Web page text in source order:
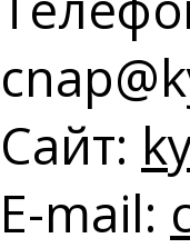
с
Сайт:
E-mail: